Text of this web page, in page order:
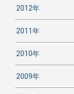
2012年
2011年
2010年
2009年